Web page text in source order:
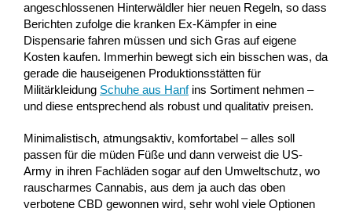
angeschlossenen Hinterwäldler hier neuen Regeln, so dass
Berichten zufolge die kranken Ex-Kämpfer in eine
Dispensarie fahren müssen und sich Gras auf eigene
Kosten kaufen. Immerhin bewegt sich ein bisschen was, da
gerade die hauseigenen Produktionsstätten für
Militärkleidung Schuhe aus Hanfins Sortiment nehmen –
und diese entsprechend als robust und qualitativ preisen.
Minimalistisch, atmungsaktiv, komfortabel – alles soll
passen für die müden Füße und dann verweist die US-
Army in ihren Fachläden sogar auf den Umweltschutz, wo
rauscharmes Cannabis, aus dem ja auch das oben
verbotene CBD gewonnen wird, sehr wohl viele Optionen